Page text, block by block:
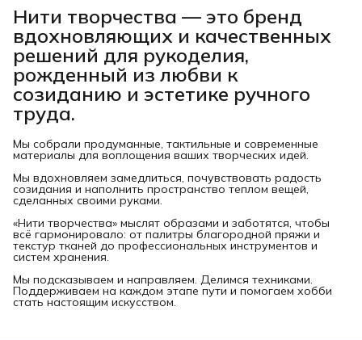
Нити творчества — это бренд
вдохновляющих и качественных
решений для рукоделия,
рожденный из любви к
созиданию и эстетике ручного
труда.
Мы собрали продуманные, тактильные и современные
материалы для воплощения ваших творческих идей.
Мы вдохновляем замедлиться, почувствовать радость
созидания и наполнить пространство теплом вещей,
сделанных своими руками.
«Нити творчества» мыслят образами и заботятся, чтобы
всё гармонировало: от палитры благородной пряжи и
текстур тканей до профессиональных инструментов и
систем хранения.
Мы подсказываем и направляем. Делимся техниками.
Поддерживаем на каждом этапе пути и помогаем хобби
стать настоящим искусством.